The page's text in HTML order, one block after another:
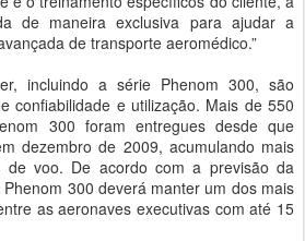
de maneira exclusiva para ajudar a
de transporte aeromédico.”
incluindo a série Phenom 300, são
confiabilidade e utilização. Mais de 550
300 foram entregues desde que
dezembro de 2009, acumulando mais
voo. De acordo com a previsão da
300 deverá manter um dos mais
as aeronaves executivas com até 15